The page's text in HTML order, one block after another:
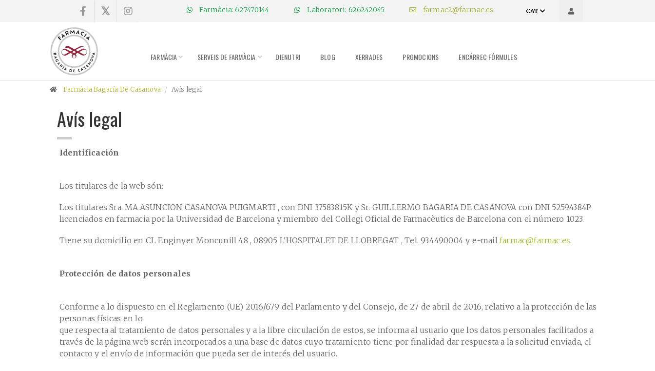
Farmàcia: 627470144 Laboratori: 626242045 farmac2@farmac.es CAT
FARMÀCIA SERVEIS DE FARMÀCIA DIENUTRI BLOG XERRADES PROMOCIONS ENCÁRREC FÓRMULES
Compra
Farmàcia
Xerrades
Encárrec
fórmules
Farmàcia Bagaría De Casanova Avís legal
Avís legal
Identificación
Los titulares de la web són:
Los titulares Sra. MA.ASUNCION CASANOVA PUIGMARTI , con DNI 37583815K y Sr. GUILLERMO BAGARIA DE CASANOVA con DNI 52594384P
licenciados en farmacia por la Universidad de Barcelona y miembro del Col·legi Oficial de Farmacèutics de Barcelona con el número 1023.
Tiene su domicilio en CL Enginyer Moncunill 48 , 08905 L'HOSPITALET DE LLOBREGAT , Tel. 934490004 y e-mail farmac@farmac.es.
Protección de datos personales
Conforme a lo dispuesto en el Reglamento (UE) 2016/679 del Parlamento y del Consejo, de 27 de abril de 2016, relativo a la protección de las
personas físicas en lo
que respecta al tratamiento de datos personales y a la libre circulación de estos, se informa al usuario que los datos personales facilitados a
través de la página web serán incorporados a una base de datos cuyo tratamiento tiene por finalidad dar respuesta a la solicitud enviada, el
contacto y el envío de información que pueda ser de interés del usuario.